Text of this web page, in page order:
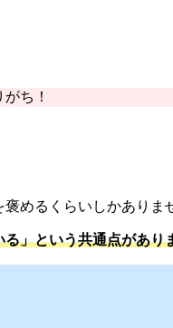
ち！
めるくらいしかありま
」という共通点があり